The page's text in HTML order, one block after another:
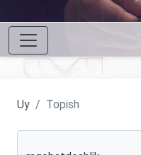
Uy Topish